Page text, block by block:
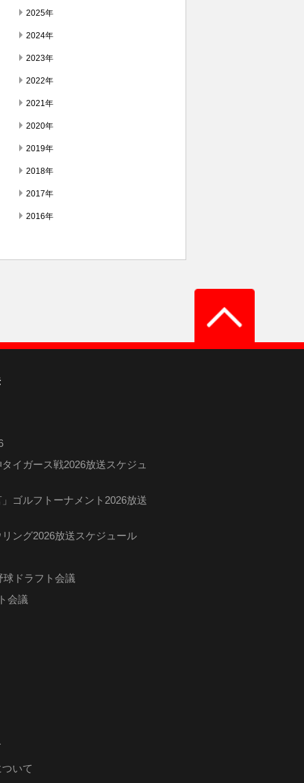
2025年
2024年
2023年
2022年
2021年
2020年
2019年
2018年
2017年
2016年
イガース戦2026放送スケジュ
ゴルフトーナメント2026放送
ング2026放送スケジュール
ドラフト会議
会議
いて